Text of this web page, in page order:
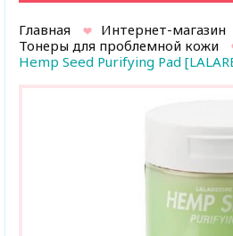
Главная Интернет-магазин
Тонеры для проблемной кожи
Hemp Seed Purifying Pad